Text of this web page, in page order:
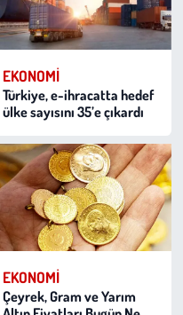
EKONOMI
Türkiye, e-ihracatta hedef
ülke sayısını 35’e çıkardı
EKONOMI
Çeyrek, Gram ve Yarım